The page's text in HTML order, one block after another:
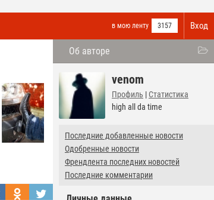
Вход
в мою ленту 3157
Об авторе
venom
Профиль | Статистика
high all da time
Последние добавленные новости
Одобренные новости
Френдлента последних новостей
Последние комментарии